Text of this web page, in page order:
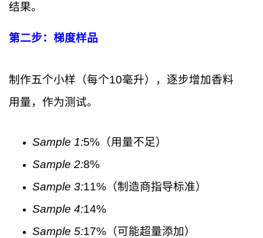
结果。
第二步：梯度样品
制作五个小样（每个10毫升），逐步增加香料
用量，作为测试。
Sample 1:5%（用量不足）
Sample 2:8%
Sample 3:11%（制造商指导标准）
Sample 4:14%
Sample 5:17%（可能超量添加）